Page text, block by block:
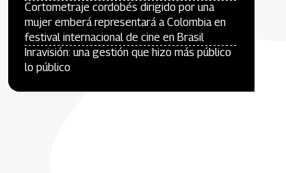
Cortometraje cordobés dirigido por una
mujer emberá representará a Colombia en
festival internacional de cine en Brasil
Inravisión: una gestión que hizo más público
lo público